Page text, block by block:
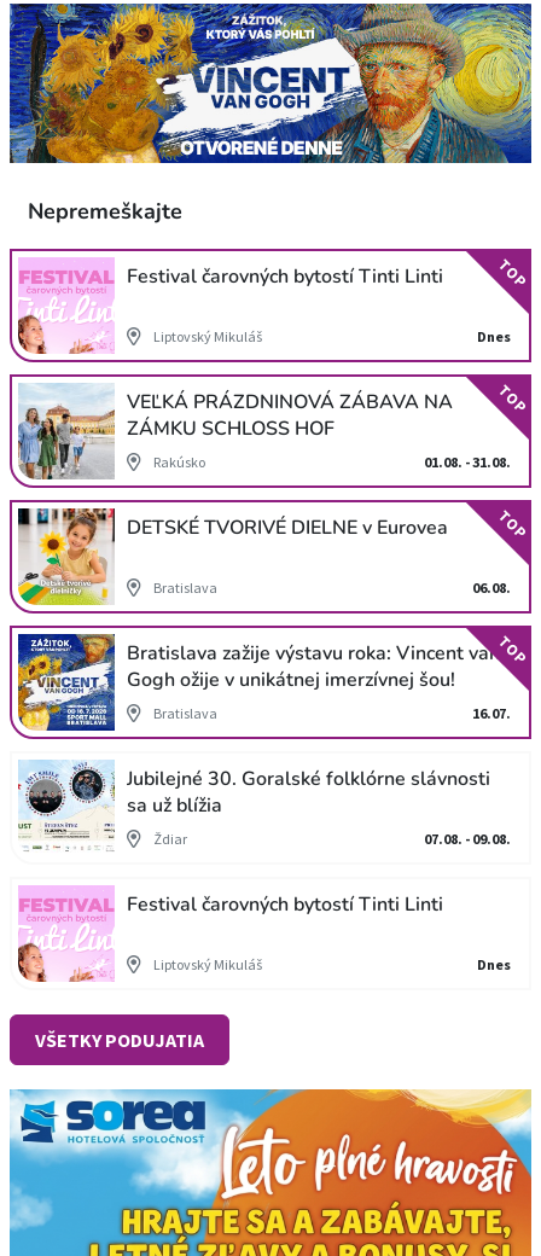
Nepremeškajte
Festival čarovných bytostí Tinti Linti
Liptovský Mikuláš Dnes
TOP
VEĽKÁ PRÁZDNINOVÁ ZÁBAVA NA
ZÁMKU SCHLOSS HOF
Rakúsko 01.08. - 31.08.
TOP
DETSKÉ TVORIVÉ DIELNE v Eurovea
Bratislava 06.08.
TOP
Bratislava zažije výstavu roka: Vincent van
Gogh ožije v unikátnej imerzívnej šou!
Bratislava 16.07.
TOP
Jubilejné 30. Goralské folklórne slávnosti
sa už blížia
Ždiar 07.08. - 09.08.
Festival čarovných bytostí Tinti Linti
Liptovský Mikuláš Dnes
VŠETKY PODUJATIA